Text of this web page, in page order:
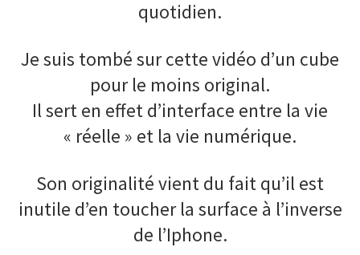
quotidien.
Je suis tombé sur cette vidéo d’un cube
pour le moins original.
Il sert en effet d’interface entre la vie
« réelle » et la vie numérique.
Son originalité vient du fait qu’il est
inutile d’en toucher la surface à l’inverse
de l’Iphone.